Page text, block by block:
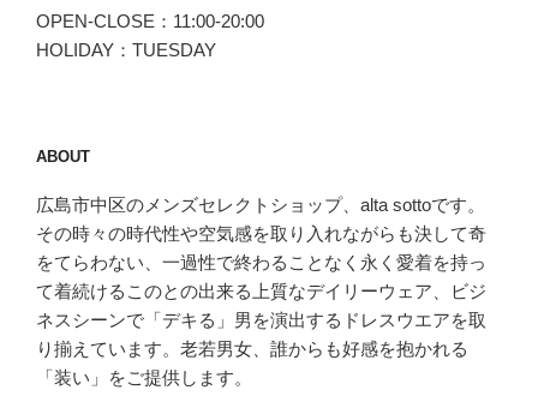
OPEN-CLOSE：11:00-20:00
HOLIDAY：TUESDAY
ABOUT
広島市中区のメンズセレクトショップ、alta sottoです。
その時々の時代性や空気感を取り入れながらも決して奇
をてらわない、一過性で終わることなく永く愛着を持っ
て着続けるこのとの出来る上質なデイリーウェア、ビジ
ネスシーンで「デキる」男を演出するドレスウエアを取
り揃えています。老若男女、誰からも好感を抱かれる
「装い」をご提供します。